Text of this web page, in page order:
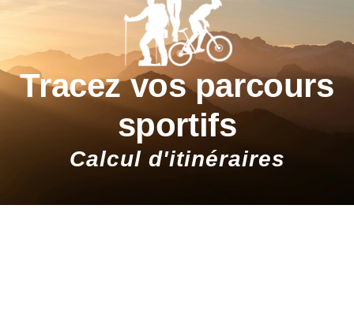
Tracez vos parcours
sportifs
Calcul d'itinéraires